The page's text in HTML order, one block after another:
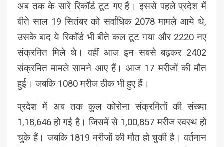
अब तक के सारे रिकॉर्ड टूट गए हैं। इससे पहले प्रदेश में
बीते साल 19 सितंबर को सर्वाधिक 2078 मामले आये थे,
उसके बाद ये रिकॉर्ड भी बीते कल टूट गया और 2220 नए
संक्रमित मिले थे। वहीं आज इन सबसे बढ़कर 2402
संक्रमित मामले सामने आए हैं। आज 17 मरीजों की मौत
हुई। जबकि 1080 मरीज ठीक भी हुए हैं।
प्रदेश में अब तक कुल कोरोना संक्रमितों की संख्या
1,18,646 हो गई है। जिसमें से 1,00,857 मरीज स्वस्थ हो
चुके हैं। जबकि 1819 मरीजों की मौत हो चुकी है। वर्तमान